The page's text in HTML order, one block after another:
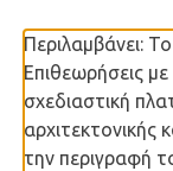
Περιλαμβάνει:
Επιθεωρήσεις
σχεδιαστική
αρχιτεκτονικής
την περιγραφή